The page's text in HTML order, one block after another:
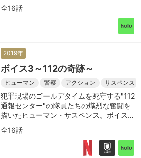
全16話
2019年
ボイス3～112の奇跡～
ヒューマン 警察 アクション サスペンス
犯罪現場のゴールデタイムを死守する"112
通報センター"の隊員たちの熾烈な奮闘を
描いたヒューマン・サスペンス。ボイスシ
リーズの3シリーズ目
全16話